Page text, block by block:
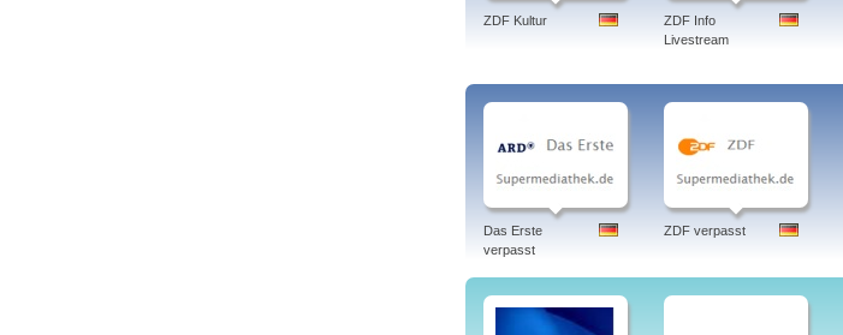
ZDF Kultur
ZDF Info
Livestream
Das Erste
verpasst
ZDF verpasst